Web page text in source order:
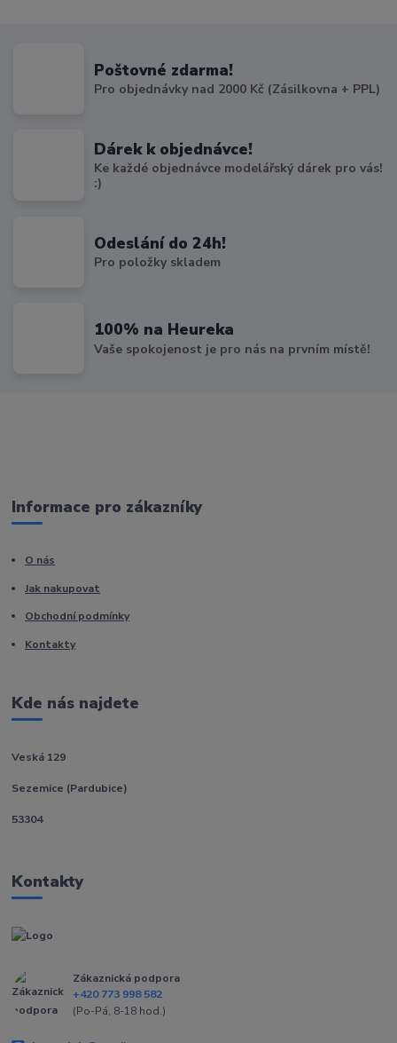
Poštovné zdarma!
Pro objednávky nad 2000 Kč (Zásilkovna + PPL)
Dárek k objednávce!
Ke každé objednávce modelářský dárek pro vás!
:)
Odeslání do 24h!
Pro položky skladem
100% na Heureka
Vaše spokojenost je pro nás na prvním místě!
Informace pro zákazníky
O nás
Jak nakupovat
Obchodní podmínky
Kontakty
Kde nás najdete
Veská 129
Sezemice (Pardubice)
53304
Kontakty
Zákaznická podpora
+420 773 998 582
(Po-Pá, 8-18 hod.)